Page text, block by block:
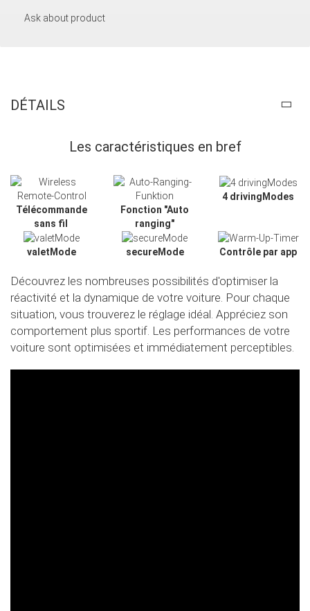
Ask about product
DÉTAILS
Les caractéristiques en bref
Télécommande
sans fil
Fonction "Auto
ranging"
4 drivingModes
valetMode secureMode Contrôle par app
Découvrez les nombreuses possibilités d'optimiser la
réactivité et la dynamique de votre voiture. Pour chaque
situation, vous trouverez le réglage idéal. Appréciez son
comportement plus sportif. Les performances de votre
voiture sont optimisées et immédiatement perceptibles.
Slide02